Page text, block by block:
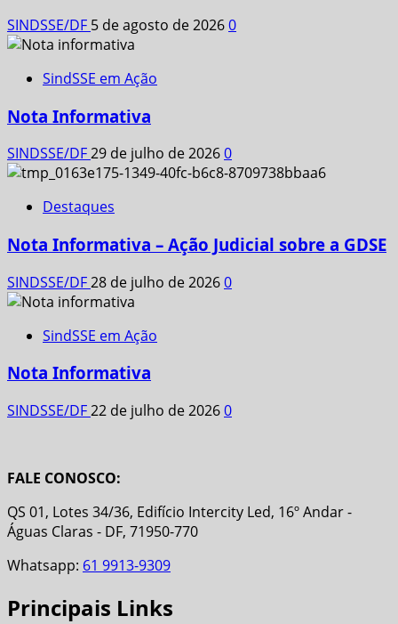
SINDSSE/DF 5 de agosto de 20260
SindSSE em Ação
Nota Informativa
SINDSSE/DF29 de julho de 20260
Destaques
Nota Informativa – Ação Judicial sobre a GDSE
SINDSSE/DF28 de julho de 20260
SindSSE em Ação
Nota Informativa
SINDSSE/DF22 de julho de 20260
FALE CONOSCO:
QS 01, Lotes 34/36, Edifício Intercity Led, 16º Andar -
Águas Claras - DF, 71950-770
Whatsapp: 61 9913-9309
Principais Links